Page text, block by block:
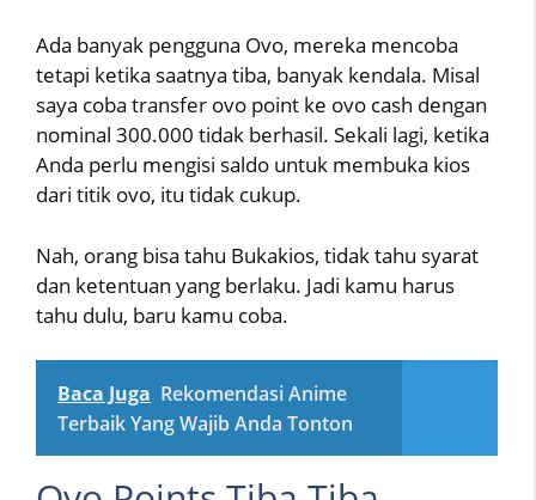
Ada banyak pengguna Ovo, mereka mencoba
tetapi ketika saatnya tiba, banyak kendala. Misal
saya coba transfer ovo point ke ovo cash dengan
nominal 300.000 tidak berhasil. Sekali lagi, ketika
Anda perlu mengisi saldo untuk membuka kios
dari titik ovo, itu tidak cukup.
Nah, orang bisa tahu Bukakios, tidak tahu syarat
dan ketentuan yang berlaku. Jadi kamu harus
tahu dulu, baru kamu coba.
Baca Juga Rekomendasi Anime
Terbaik Yang Wajib Anda Tonton